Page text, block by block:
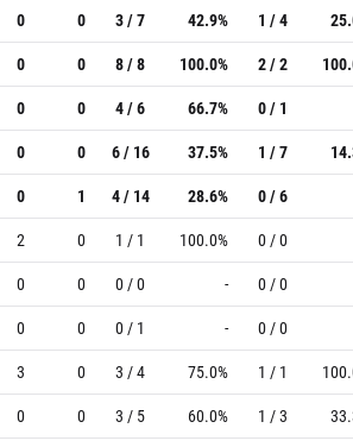
0 0 3 / 7 42.9% 1 / 4
0 0 8 / 8 100.0% 2 / 2
0 0 4 / 6 66.7% 0 / 1
0 0 6 / 16 37.5% 1 / 7
0 1 4 / 14 28.6% 0 / 6
2 0 1 / 1 100.0% 0 / 0
0 0 0 / 0 - 0 / 0
0 0 0 / 1 - 0 / 0
3 0 3 / 4 75.0% 1 / 1
0 0 3 / 5 60.0% 1 / 3